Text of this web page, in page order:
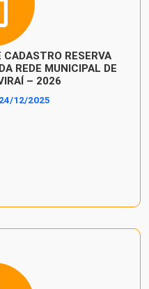
RESERVA
REDE MUNICIPAL DE
– 2026
12/2025